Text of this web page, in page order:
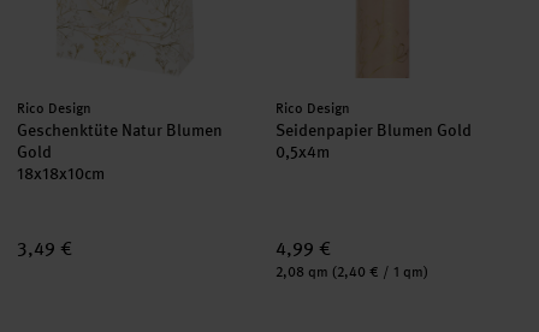
Hersteller:
Rico Design
Geschenktüte Natur Blumen
Gold
18x18x10cm
3,49 €
Hersteller:
Rico Design
Seidenpapier Blumen Gold
0,5x4m
4,99 €
Inhalt:
2,08 qm (2,40 € / 1 qm)